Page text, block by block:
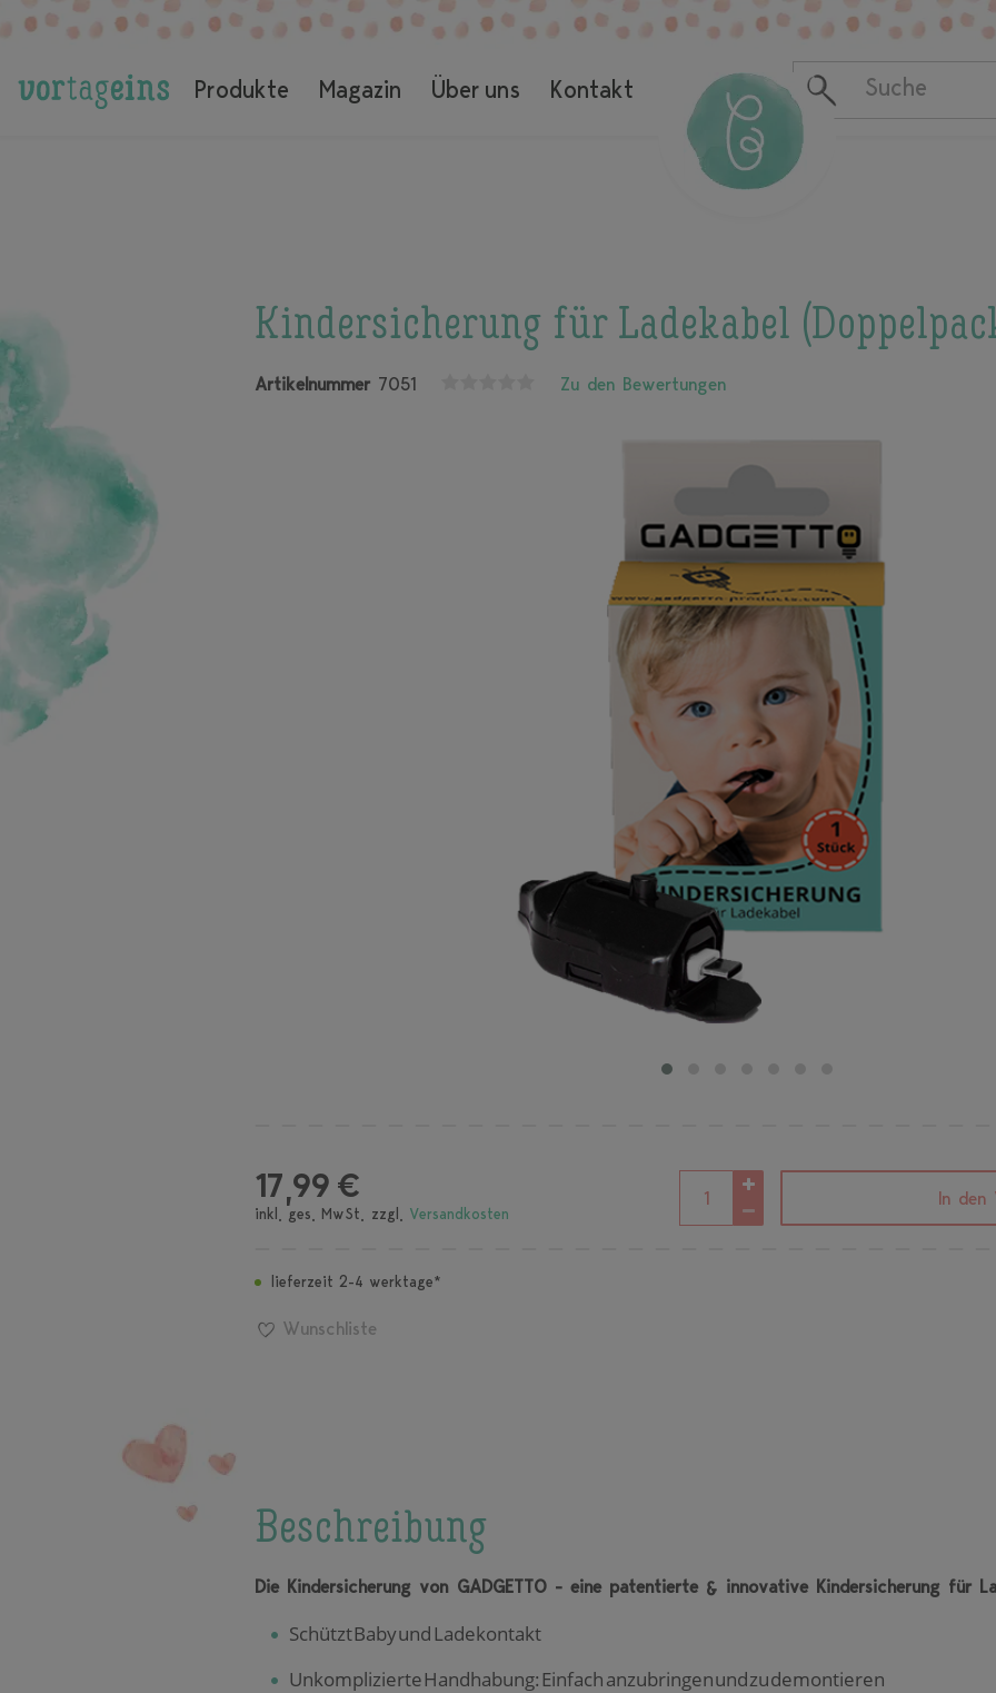
Produkte Magazin Über uns Kontakt
Für die Mama Kindersicherung für Ladekabel (Doppelpack)
Kindersicherung für Ladekabel
Artikelnummer 7051 Zu den Bewertungen
17,99 €
inkl. ges. MwSt. zzgl. Versandkosten
In den
lieferzeit 2-4 werktage*
Wunschliste
Beschreibung
Die Kindersicherung von GADGETTO - eine patentierte & innovative Kindersicherung für
Schützt Baby und Ladekontakt
Unkomplizierte Handhabung: Einfach anzubringen und zu demontieren